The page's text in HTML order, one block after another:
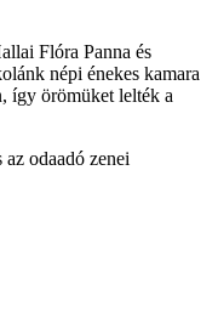
Flóra Panna és
népi énekes kamara
így örömüket lelték a
odaadó zenei